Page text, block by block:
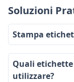
Soluzioni
Stampa
Quali
utilizzare?